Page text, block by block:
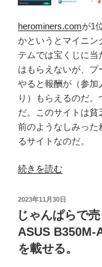
herominers.comが1
かというとマイニン
テムでは宝くじに当
はもらえないが、プ
やると報酬が（参加
り）もらえるのだ
だ。このサイトは
前のようなしみった
るサイトなのだ。
“マ
ニ
ン
グ
た
続きを読む
投
稿
日:
2023年11月30日
じゃんぱらで
ASUS B350M-
を載せる。